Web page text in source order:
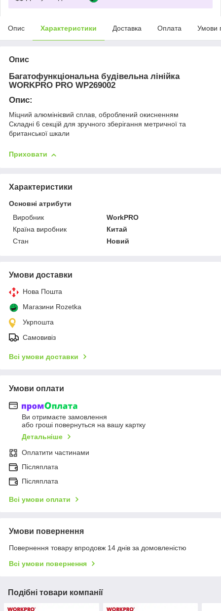
Опис Характеристики Доставка Оплата Умови
Опис
Багатофункціональна будівельна лінійка
WORKPRO PRO WP269002
Опис:
Міцний алюмінієвий сплав, оброблений окисненням
Складні 6 секцій для зручного зберігання метричної та
британської шкали
Приховати
Характеристики
Основні атрибути
Виробник
WorkPRO
Країна виробник
Китай
Стан
Новий
Умови доставки
Нова Пошта
Магазини Rozetka
Укрпошта
Самовивіз
Всі умови доставки
Умови оплати
Ви отримаєте замовлення
або гроші повернуться на вашу картку
Детальніше
Оплатити частинами
Післяплата
Післяплата
Всі умови оплати
Умови повернення
Повернення товару впродовж 14 днів за домовленістю
Всі умови повернення
Подібні товари компанії